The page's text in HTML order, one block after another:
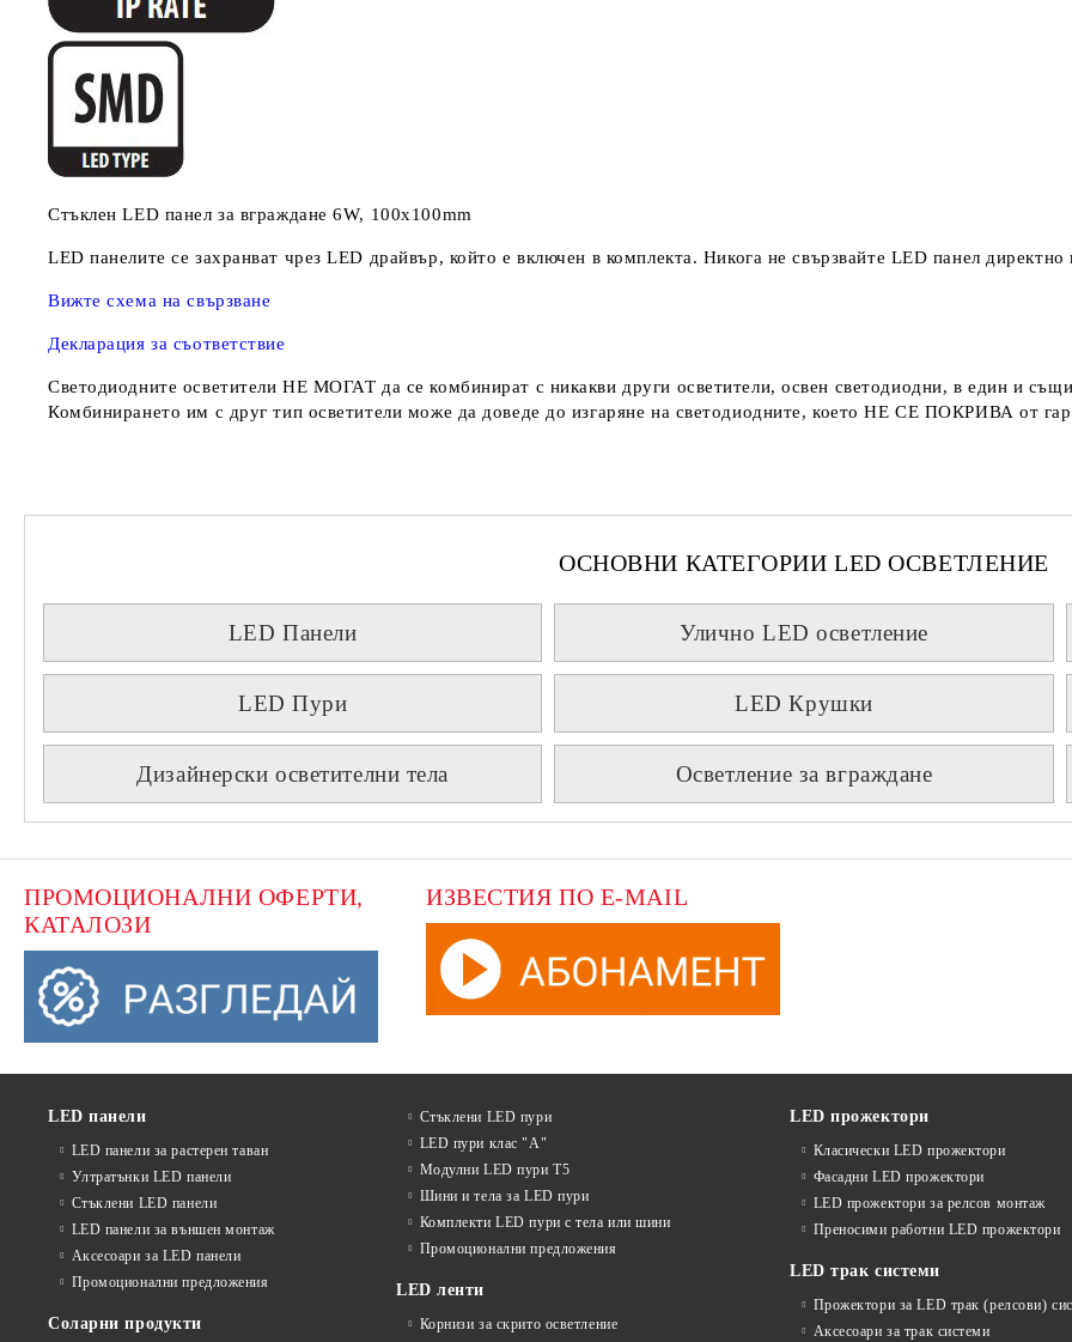
Стъклен LED панел за вграждане 6W, 100х100mm
LED панелите се захранват чрез LED драйвър, който е включен в комплекта. Никога не свързвайте LED панел
Вижте схема на свързване
Декларация за съответствие
Светодиодните осветители НЕ МОГАТ да се комбинират с никакви други осветители, освен светодиодни, в един и
Комбинирането им с друг тип осветители може да доведе до изгаряне на светодиодните, коетоНЕ СЕ ПОКРИВА от
ОСНОВНИ КАТЕГОРИИ LED ОСВЕТЛЕНИЕ
LED Панели Улично LED осветление
LED Пури LED Крушки
Дизайнерски осветителни тела Осветление за вграждане
ПРОМОЦИОНАЛНИ ОФЕРТИ,
КАТАЛОЗИ
ИЗВЕСТИЯ ПО E-MAIL
LED панели
LED панели за растерен таван
Ултратънки LED панели
Стъклени LED панели
LED панели за външен монтаж
Аксесоари за LED панели
Промоционални предложения
Соларни продукти
Стъклени LED пури
LED пури клас "А"
Модулни LED пури T5
Шини и тела за LED пури
Комплекти LED пури с тела или шини
Промоционални предложения
LED ленти
Корнизи за скрито осветление
LED прожектори
Класически LED прожектори
Фасадни LED прожектори
LED прожектори за релсов монтаж
Преносими работни LED прожектори
LED трак системи
Прожектори за LED трак (релсови)
Аксесоари за трак системи